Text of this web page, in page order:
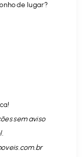
de lugar?
sem aviso